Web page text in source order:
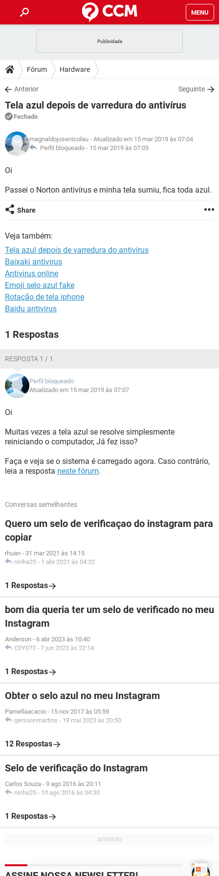
MENU
CELULAR
OUTLOOK
INSTAGRAM GMAIL
GUIA DE COMPRAS
DICAS
JOGOS
OUTLOOK
INSTAGRAM
GUIA DE COMPRAS
DOWNLOADS
JOGOS WHATSAPP
CELULAR
OUTLOOK EXCEL
INSTAGRAM
GUIA DE COMPRAS
FÓRUM
JOGOS
CELULAR FACEBOOK
GLOSSÁRIO
JOGOS
CELULAR
OUTLOOK EXCEL
INSTAGRAM
Fórum Hardware
Anterior Seguinte
Tela azul depois de varredura do antivírus
Fechado
magnaldojosenicolau - Atualizado em 15 mar 2019 às 07:04
Perfil bloqueado - 15 mar 2019 às 07:05
Oi
Passei o Norton antivírus e minha tela sumiu, fica toda azul.
Share
Veja também:
Tela azul depois de varredura do antivírus
Baixaki antivirus
Antivirus online
Emoji selo azul fake
Rotação de tela iphone
Baidu antivirus
1 Respostas
RESPOSTA 1 / 1
Perfil bloqueado
Atualizado em 15 mar 2019 às 07:07
Oi
Muitas vezes a tela azul se resolve simplesmente
reiniciando o computador, Já fez isso?
Faça e veja se o sistema é carregado agora. Caso contrário,
leia a resposta neste fórum.
Conversas semelhantes
Quero um selo de verificaçao do instagram para
copiar
rhuan - 31 mar 2021 às 14:15
ninha25 - 1 abr 2021 às 04:32
1 Respostas
bom dia queria ter um selo de verificado no meu
Instagram
Anderson - 6 abr 2023 às 10:40
C0Y073 - 7 jun 2023 às 22:14
1 Respostas
Obter o selo azul no meu Instagram
Pamellaacacio - 15 nov 2017 às 05:59
gersoonmartins - 18 mai 2023 às 20:50
12 Respostas
Selo de verificação do Instagram
Carlos Souza - 9 ago 2016 às 20:11
ninha25 - 10 ago 2016 às 04:30
1 Respostas